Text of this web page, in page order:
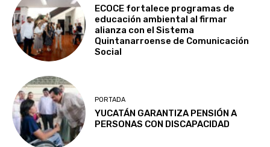
ECOCE fortalece programas de
educación ambiental al firmar
alianza con el Sistema
Quintanarroense de Comunicación
Social
PORTADA
YUCATÁN GARANTIZA PENSIÓN A
PERSONAS CON DISCAPACIDAD